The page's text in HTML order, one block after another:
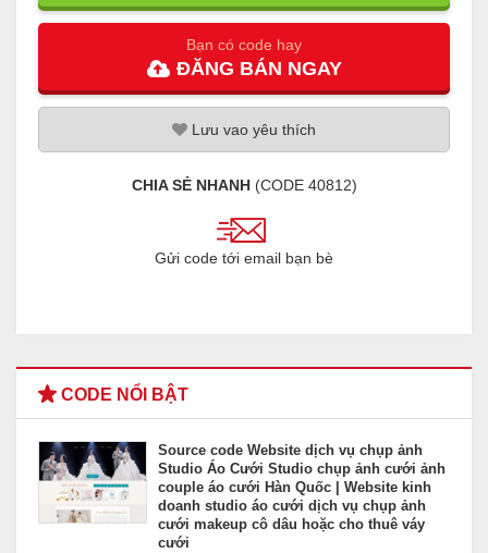
Bạn có code hay
ĐĂNG BÁN NGAY
Lưu vao yêu thích
CHIA SẺ NHANH(CODE 40812)
Gửi code tới email bạn bè
CODE NỔI BẬT
Source code Website dịch vụ chụp ảnh
Studio Áo Cưới Studio chụp ảnh cưới ảnh
couple áo cưới Hàn Quốc | Website kinh
doanh studio áo cưới dịch vụ chụp ảnh
cưới makeup cô dâu hoặc cho thuê váy
cưới